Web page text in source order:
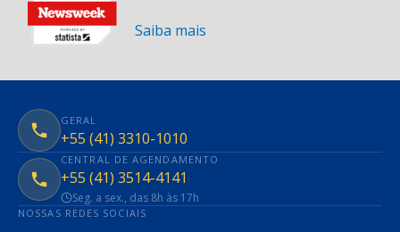
Saiba mais
GERAL
+55 (41) 3310-1010
CENTRAL DE AGENDAMENTO
+55 (41) 3514-4141
Seg. a sex., das 8h às 17h
NOSSAS REDES SOCIAIS